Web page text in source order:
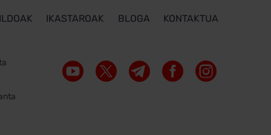
IKASTAROAK BLOGA KONTAKTUA